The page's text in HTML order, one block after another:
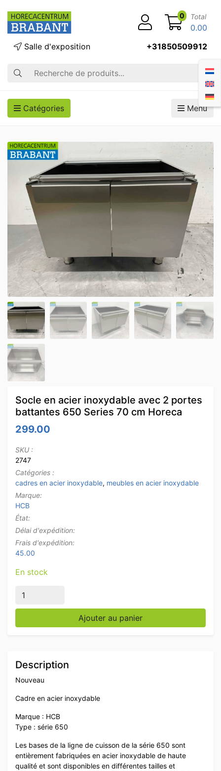
Recherche
Salle d'exposition +31850509912
0 Total
0.00
Catégories Menu
Socle en acier inoxydable avec 2 portes
battantes 650 Series 70 cm Horeca
299.00
SKU :
2747
Catégories :
cadres en acier inoxydable, meubles en acier inoxydable
Marque:
HCB
État:
Délai d'expédition:
Frais d'expédition:
45.00
En stock
quantité de Socle en acier inoxydable avec 2 portes
Ajouter au panier
Description
Nouveau
Cadre en acier inoxydable
Marque : HCB
Type : série 650
Les bases de la ligne de cuisson de la série 650 sont
entièrement fabriquées en acier inoxydable de haute
qualité et sont disponibles en différentes tailles et